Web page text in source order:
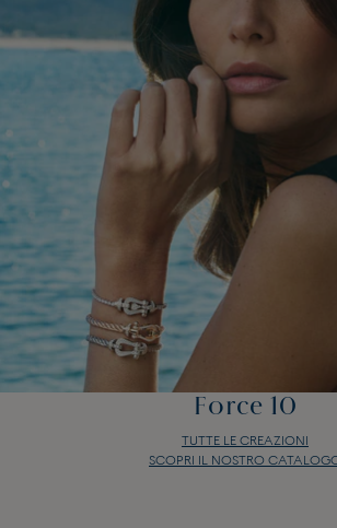
Force 10
TUTTE LE CREAZIONI
SCOPRI IL NOSTRO